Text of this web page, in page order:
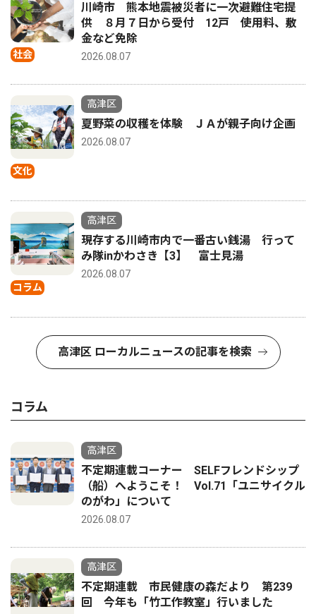
社会
川崎市 熊本地震被災者に一次避難住宅提
供 ８月７日から受付 12戸 使用料、敷
金など免除
2026.08.07
文化
高津区
夏野菜の収穫を体験 ＪＡが親子向け企画
2026.08.07
コラム
高津区
現存する川崎市内で一番古い銭湯 行って
み隊inかわさき【3】 富士見湯
2026.08.07
高津区 ローカルニュースの記事を検索
コラム
高津区
不定期連載コーナー SELFフレンドシップ
（船）へようこそ！ Vol.71「ユニサイクル
のがわ」について
2026.08.07
高津区
不定期連載 市民健康の森だより 第239
回 今年も「竹工作教室」行いました